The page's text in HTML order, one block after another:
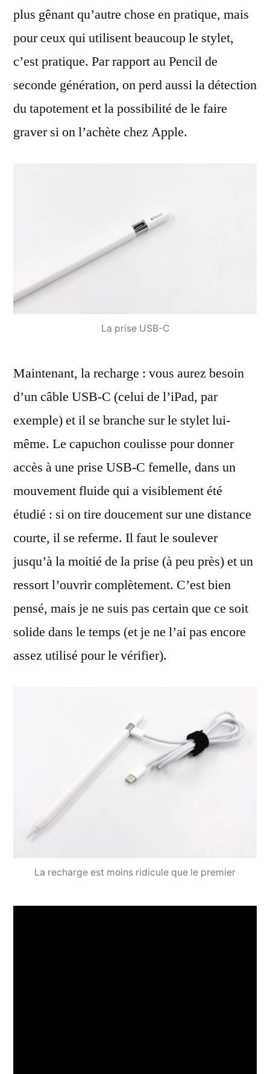
plus gênant qu’autre chose en pratique, mais
pour ceux qui utilisent beaucoup le stylet,
c’est pratique. Par rapport au Pencil de
seconde génération, on perd aussi la détection
du tapotement et la possibilité de le faire
graver si on l’achète chez Apple.
La prise USB-C
Maintenant, la recharge : vous aurez besoin
d’un câble USB-C (celui de l’iPad, par
exemple) et il se branche sur le stylet lui-
même. Le capuchon coulisse pour donner
accès à une prise USB-C femelle, dans un
mouvement fluide qui a visiblement été
étudié : si on tire doucement sur une distance
courte, il se referme. Il faut le soulever
jusqu’à la moitié de la prise (à peu près) et un
ressort l’ouvrir complètement. C’est bien
pensé, mais je ne suis pas certain que ce soit
solide dans le temps (et je ne l’ai pas encore
assez utilisé pour le vérifier).
La recharge est moins ridicule que le premier